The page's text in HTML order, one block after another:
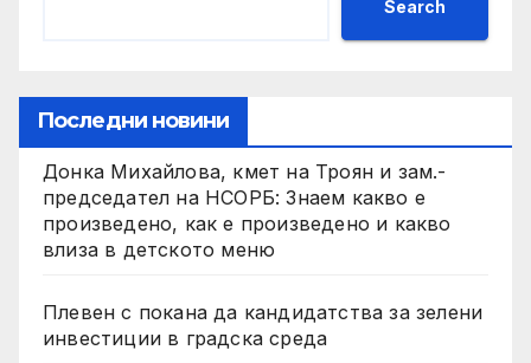
Search
Последни новини
Донка Михайлова, кмет на Троян и зам.-
председател на НСОРБ: Знаем какво е
произведено, как е произведено и какво
влиза в детското меню
Плевен с покана да кандидатства за зелени
инвестиции в градска среда